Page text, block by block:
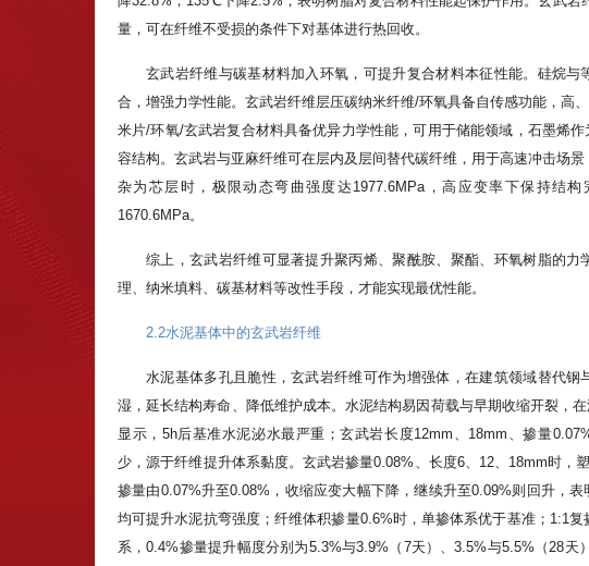
量，可在纤维不受损的条件下对基体进行热回收。
玄武岩纤维与碳基材料加入环氧，可提升复合材料本征性能。硅烷
合，增强力学性能。玄武岩纤维层压碳纳米纤维/环氧具备自传感功能，高
米片/环氧/玄武岩复合材料具备优异力学性能，可用于储能领域，石墨烯
容结构。玄武岩与亚麻纤维可在层内及层间替代碳纤维，用于高速冲击场
杂为芯层时，极限动态弯曲强度达1977.6MPa，高应变率下保持结
1670.6MPa。
综上，玄武岩纤维可显著提升聚丙烯、聚酰胺、聚酯、环氧树脂的
理、纳米填料、碳基材料等改性手段，才能实现最优性能。
2.2水泥基体中的玄武岩纤维
水泥基体多孔且脆性，玄武岩纤维可作为增强体，在建筑领域替代
湿，延长结构寿命、降低维护成本。水泥结构易因荷载与早期收缩开裂，
显示，5h后基准水泥泌水最严重；玄武岩长度12mm、18mm、掺量
少，源于纤维提升体系黏度。玄武岩掺量0.08%、长度6、12、18mm时，
掺量由0.07%升至0.08%，收缩应变大幅下降，继续升至0.09%则回升，
均可提升水泥抗弯强度；纤维体积掺量0.6%时，单掺体系优于基准；1:1
系，0.4%掺量提升幅度分别为5.3%与3.9%（7天）、3.5%与5.5%（28